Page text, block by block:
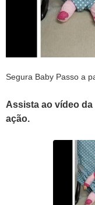
Segura Baby Passo a
Assista ao vídeo
ação.